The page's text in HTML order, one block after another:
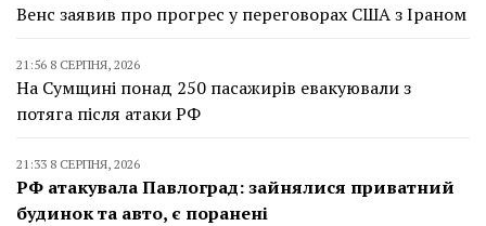
Венс заявив про прогрес у переговорах США з Іраном
21:56 8 СЕРПНЯ, 2026
На Сумщині понад 250 пасажирів евакуювали з
потяга після атаки РФ
21:33 8 СЕРПНЯ, 2026
РФ атакувала Павлоград: зайнялися приватний
будинок та авто, є поранені